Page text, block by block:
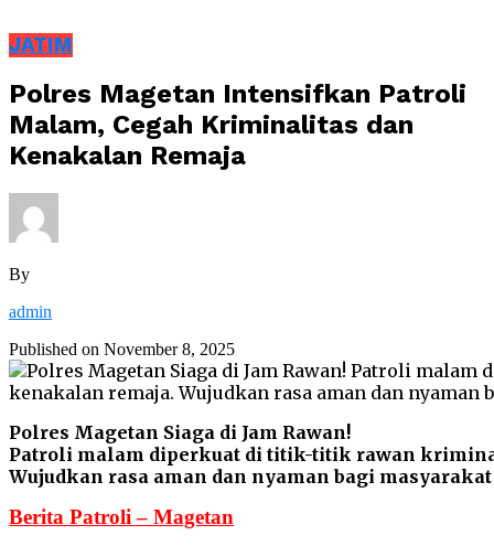
JATIM
Polres Magetan Intensifkan Patroli
Malam, Cegah Kriminalitas dan
Kenakalan Remaja
By
admin
Published on November 8, 2025
Polres Magetan Siaga di Jam Rawan!
Patroli malam diperkuat di titik-titik rawan
Wujudkan rasa aman dan nyaman bagi
Berita Patroli – Magetan